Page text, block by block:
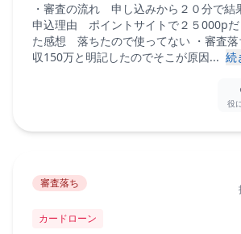
・審査の流れ 申し込みから２０分で結
申込理由 ポイントサイトで２５000pだ
た感想 落ちたので使ってない ・審査
収150万と明記したのでそこが原因... 続
役
審査落ち
カードローン